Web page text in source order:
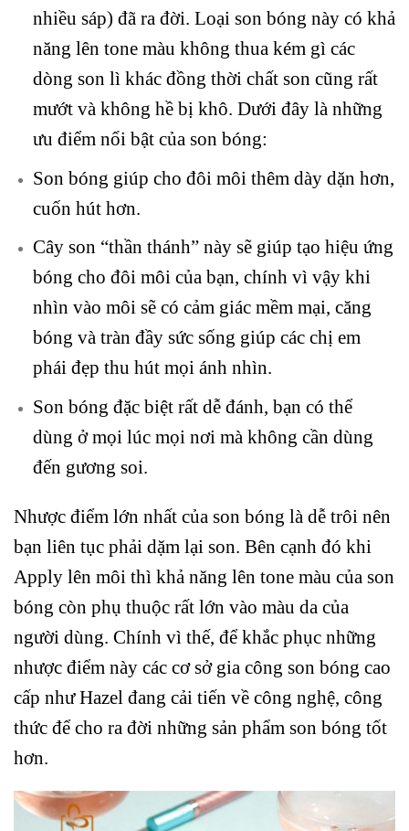
nhiều sáp) đã ra đời. Loại son bóng này có khả
năng lên tone màu không thua kém gì các
dòng son lì khác đồng thời chất son cũng rất
mướt và không hề bị khô. Dưới đây là những
ưu điểm nổi bật của son bóng:
Son bóng giúp cho đôi môi thêm dày dặn hơn,
cuốn hút hơn.
Cây son “thần thánh” này sẽ giúp tạo hiệu ứng
bóng cho đôi môi của bạn, chính vì vậy khi
nhìn vào môi sẽ có cảm giác mềm mại, căng
bóng và tràn đầy sức sống giúp các chị em
phái đẹp thu hút mọi ánh nhìn.
Son bóng đặc biệt rất dễ đánh, bạn có thể
dùng ở mọi lúc mọi nơi mà không cần dùng
đến gương soi.
Nhược điểm lớn nhất của son bóng là dễ trôi nên
bạn liên tục phải dặm lại son. Bên cạnh đó khi
Apply lên môi thì khả năng lên tone màu của son
bóng còn phụ thuộc rất lớn vào màu da của
người dùng. Chính vì thế, để khắc phục những
nhược điểm này các cơ sở gia công son bóng cao
cấp như Hazel đang cải tiến về công nghệ, công
thức để cho ra đời những sản phẩm son bóng tốt
hơn.